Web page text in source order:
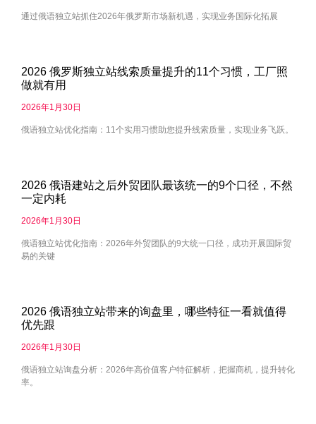
通过俄语独立站抓住2026年俄罗斯市场新机遇，实现业务国际化拓展
2026 俄罗斯独立站线索质量提升的11个习惯，工厂照
做就有用
2026年1月30日
俄语独立站优化指南：11个实用习惯助您提升线索质量，实现业务飞跃。
2026 俄语建站之后外贸团队最该统一的9个口径，不然
一定内耗
2026年1月30日
俄语独立站优化指南：2026年外贸团队的9大统一口径，成功开展国际贸
易的关键
2026 俄语独立站带来的询盘里，哪些特征一看就值得
优先跟
2026年1月30日
俄语独立站询盘分析：2026年高价值客户特征解析，把握商机，提升转化
率。